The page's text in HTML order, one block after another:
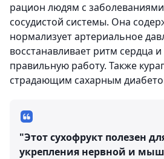
рацион людям с
сосудистой системы. Она
нормализует артериальное
восстанавливает ритм сердца
правильную работу. Также
страдающим сахарным
"Этот сухофрукт полезен
укрепления нервной и